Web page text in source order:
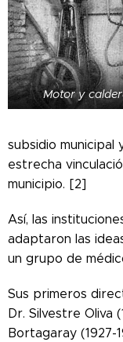
Motor y
subsidio municipal
estrecha
municipio. [2]
Así, las
adaptaron las
un grupo de
Sus primeros
Dr. Silvestre Oliva
Bortagaray (1927-